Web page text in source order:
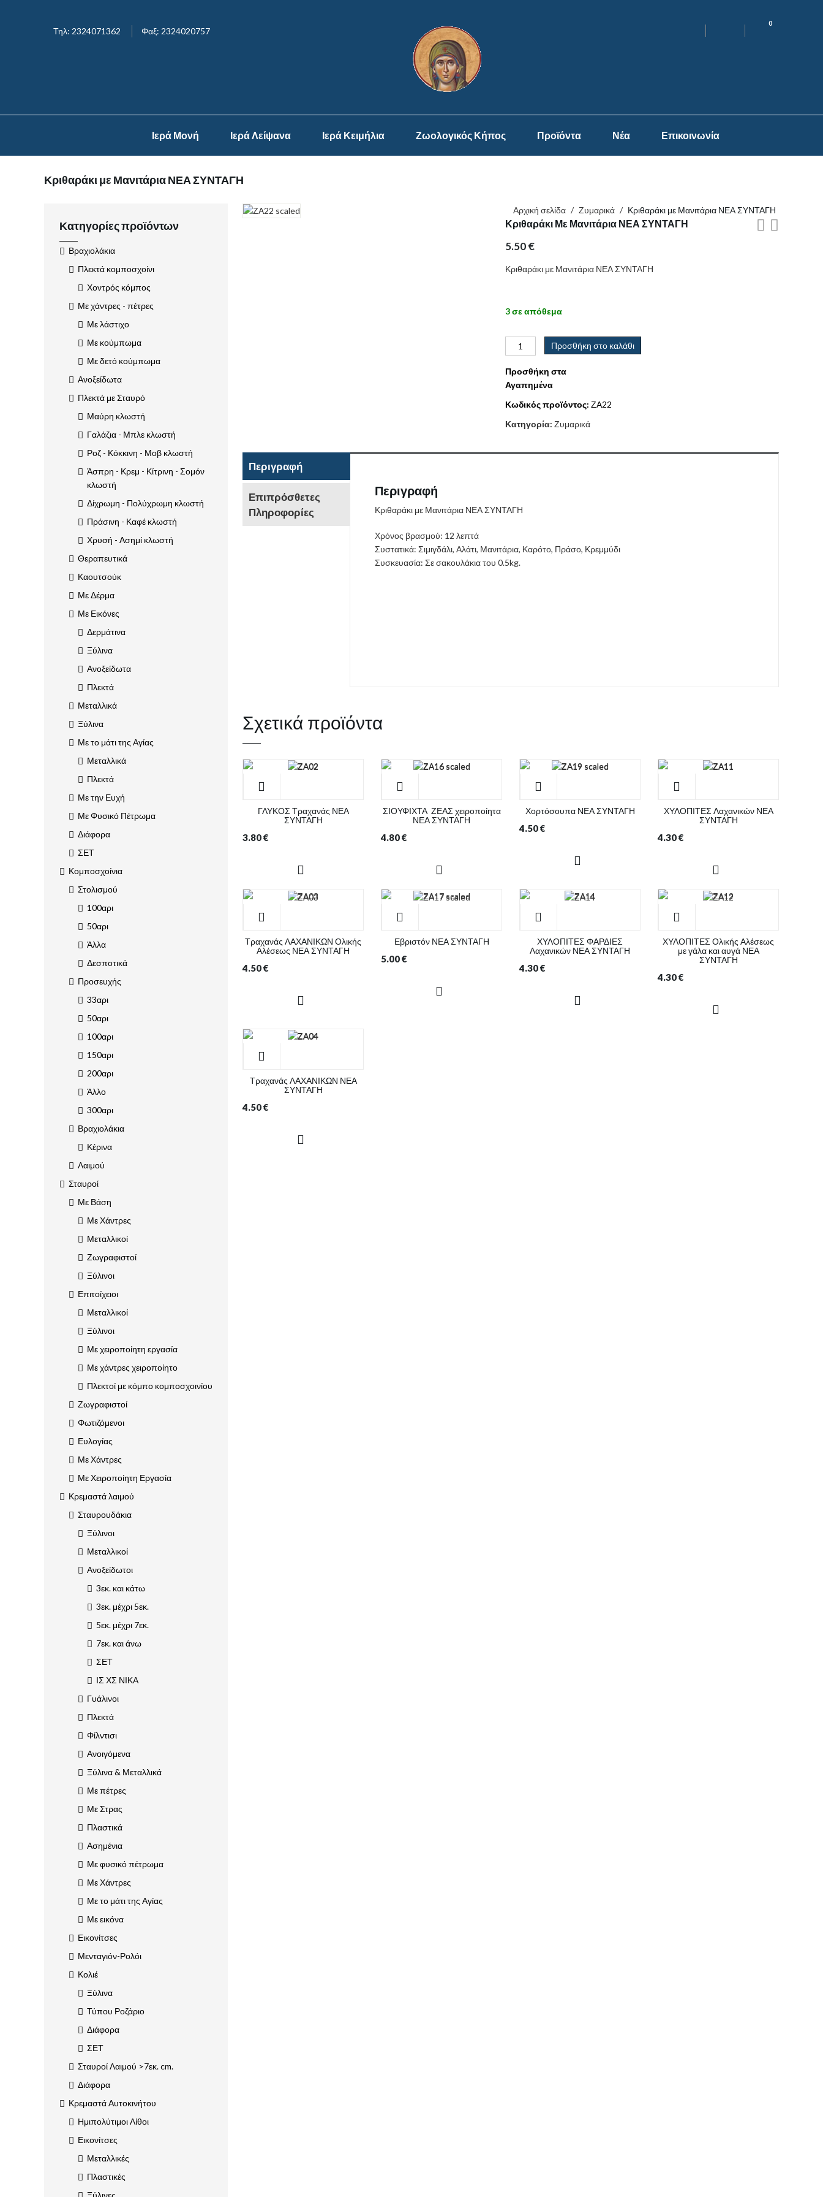
Τηλ: 2324071362 Φαξ: 2324020757
0
Ιερά Μονή Ιερά Λείψανα Ιερά Κειμήλια Ζωολογικός Κήπος Προϊόντα Νέα Επικοινωνία
Κριθαράκι με Μανιτάρια ΝΕΑ ΣΥΝΤΑΓΗ
Αρχική σελίδα / Ζυμαρικά / Κριθαράκι με Μανιτάρια ΝΕΑ ΣΥΝΤΑΓΗ
Κριθαράκι Με Μανιτάρια ΝΕΑ ΣΥΝΤΑΓΗ
5.50€
Κριθαράκι με Μανιτάρια ΝΕΑ ΣΥΝΤΑΓΗ
3 σε απόθεμα
Προσθήκη στο καλάθι
Προσθήκη στα
Αγαπημένα
Κωδικός προϊόντος:ΖΑ22
Κατηγορία:Ζυμαρικά
Περιγραφή
Επιπρόσθετες
Πληροφορίες
Περιγραφή
Κριθαράκι με Μανιτάρια ΝΕΑ ΣΥΝΤΑΓΗ
Χρόνος βρασμού: 12 λεπτά
Συστατικά: Σιμιγδάλι, Αλάτι, Μανιτάρια, Καρότο, Πράσο, Κρεμμύδι
Συσκευασία: Σε σακουλάκια του 0.5kg.
Σχετικά προϊόντα
ΓΛΥΚΟΣ Τραχανάς ΝΕΑ
ΣΥΝΤΑΓΗ
3.80€
ΣΙΟΥΦΙΧΤΑ ΖΕΑΣ χειροποίητα
ΝΕΑ ΣΥΝΤΑΓΗ
4.80€
Χορτόσουπα ΝΕΑ ΣΥΝΤΑΓΗ
4.50€
ΧΥΛΟΠΙΤΕΣ Λαχανικών ΝΕΑ
ΣΥΝΤΑΓΗ
4.30€
Τραχανάς ΛΑΧΑΝΙΚΩΝ Ολικής
Αλέσεως ΝΕΑ ΣΥΝΤΑΓΗ
4.50€
Εβριστόν ΝΕΑ ΣΥΝΤΑΓΗ
5.00€
ΧΥΛΟΠΙΤΕΣ ΦΑΡΔΙΕΣ
Λαχανικών ΝΕΑ ΣΥΝΤΑΓΗ
4.30€
ΧΥΛΟΠΙΤΕΣ Ολικής Αλέσεως
με γάλα και αυγά ΝΕΑ
ΣΥΝΤΑΓΗ
4.30€
Τραχανάς ΛΑΧΑΝΙΚΩΝ ΝΕΑ
ΣΥΝΤΑΓΗ
4.50€
Κατηγορίες προϊόντων
Βραχιολάκια
Πλεκτά κομποσχοίνι
Χοντρός κόμπος
Με χάντρες - πέτρες
Με λάστιχο
Με κούμπωμα
Με δετό κούμπωμα
Ανοξείδωτα
Πλεκτά με Σταυρό
Μαύρη κλωστή
Γαλάζια - Μπλε κλωστή
Ροζ - Κόκκινη - Μοβ κλωστή
Άσπρη - Κρεμ - Κίτρινη - Σομόν
κλωστή
Δίχρωμη - Πολύχρωμη κλωστή
Πράσινη - Καφέ κλωστή
Χρυσή - Ασημί κλωστή
Θεραπευτικά
Καουτσούκ
Με Δέρμα
Με Εικόνες
Δερμάτινα
Ξύλινα
Ανοξείδωτα
Πλεκτά
Μεταλλικά
Ξύλινα
Με το μάτι της Αγίας
Μεταλλικά
Πλεκτά
Με την Ευχή
Με Φυσικό Πέτρωμα
Διάφορα
ΣΕΤ
Κομποσχοίνια
Στολισμού
100αρι
50αρι
Άλλα
Δεσποτικά
Προσευχής
33αρι
50αρι
100αρι
150αρι
200αρι
Άλλο
300αρι
Βραχιολάκια
Κέρινα
Λαιμού
Σταυροί
Με Βάση
Με Χάντρες
Μεταλλικοί
Ζωγραφιστοί
Ξύλινοι
Επιτοίχειοι
Μεταλλικοί
Ξύλινοι
Με χειροποίητη εργασία
Με χάντρες χειροποίητο
Πλεκτοί με κόμπο κομποσχοινίου
Ζωγραφιστοί
Φωτιζόμενοι
Ευλογίας
Με Χάντρες
Με Χειροποίητη Εργασία
Κρεμαστά λαιμού
Σταυρουδάκια
Ξύλινοι
Μεταλλικοί
Ανοξείδωτοι
3εκ. και κάτω
3εκ. μέχρι 5εκ.
5εκ. μέχρι 7εκ.
7εκ. και άνω
ΣΕΤ
ΙΣ ΧΣ ΝΙΚΑ
Γυάλινοι
Πλεκτά
Φίλντισι
Ανοιγόμενα
Ξύλινα & Μεταλλικά
Με πέτρες
Με Στρας
Πλαστικά
Ασημένια
Με φυσικό πέτρωμα
Με Χάντρες
Με το μάτι της Αγίας
Με εικόνα
Εικονίτσες
Μενταγιόν-Ρολόι
Κολιέ
Ξύλινα
Τύπου Ροζάριο
Διάφορα
ΣΕΤ
Σταυροί Λαιμού >7εκ. cm.
Διάφορα
Κρεμαστά Αυτοκινήτου
Ημιπολύτιμοι Λίθοι
Εικονίτσες
Μεταλλικές
Πλαστικές
Ξύλινες